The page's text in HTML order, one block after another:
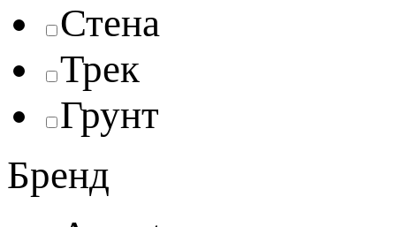
Стена
Трек
Грунт
Бренд